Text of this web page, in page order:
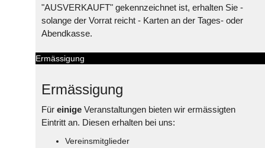
"AUSVERKAUFT" gekennzeichnet ist, erhalten Sie -
solange der Vorrat reicht - Karten an der Tages- oder
Abendkasse.
Ermässigung
Ermässigung
Für einige Veranstaltungen bieten wir ermässigten
Eintritt an. Diesen erhalten bei uns:
Vereinsmitglieder